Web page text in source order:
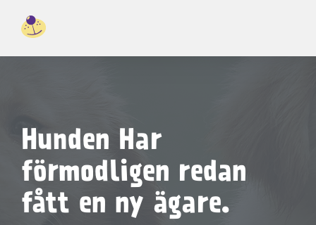
Hunden Har
förmodligen redan
fått en ny ägare.